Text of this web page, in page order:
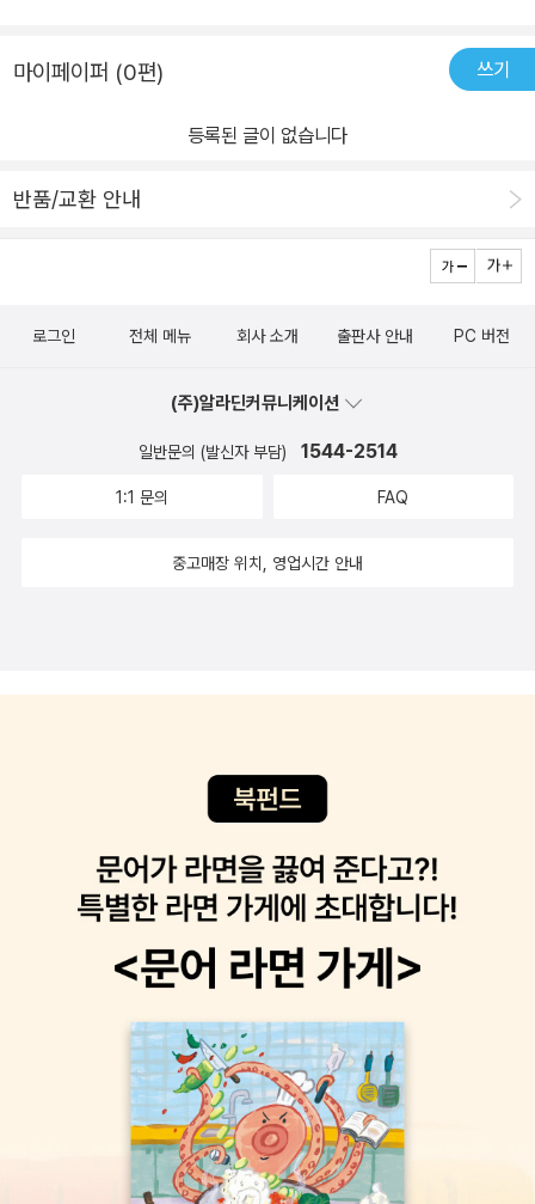
마이페이퍼 (0편) 쓰기
등록된 글이 없습니다
반품/교환 안내
로그인 전체 메뉴 회사 소개 출판사 안내 PC 버전
(주)알라딘커뮤니케이션
일반문의 (발신자 부담) 1544-2514
1:1 문의 FAQ
중고매장 위치, 영업시간 안내